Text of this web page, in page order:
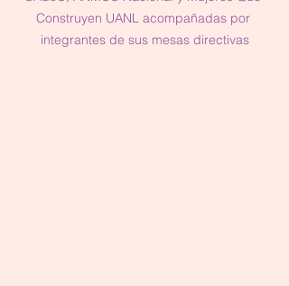
Construyen UANL acompañadas por
integrantes de sus mesas directivas